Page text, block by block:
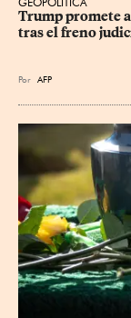
Trump promete
tras el freno
Por AFP